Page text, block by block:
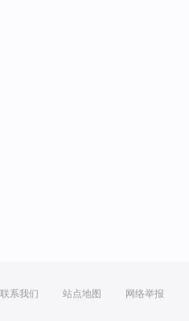
联系我们 站点地图 网络举报